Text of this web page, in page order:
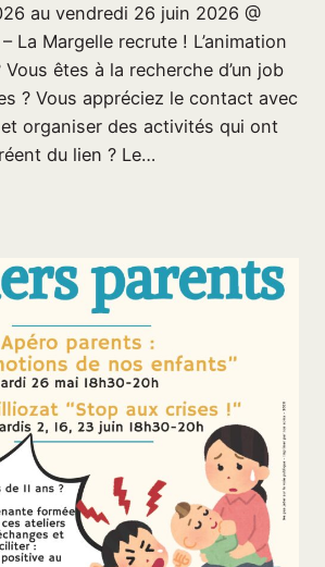
au vendredi 26 juin 2026 @
La Margelle recrute ! L’animation
êtes à la recherche d’un job
? Vous appréciez le contact avec
organiser des activités qui ont
du lien ? Le…